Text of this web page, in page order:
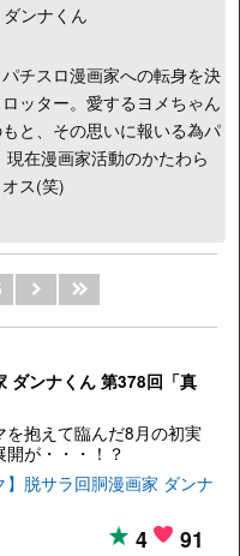
ンナくん
チスロ漫画家への転身を決
ッター。愛するヨメちゃん
と、その思いに報いる為パ
在漫画家活動のかたわら
ス(笑)
ダンナくん 第378回「真
を抱えて臨んだ8月の初実
が・・・！？
】脱サラ回胴漫画家 ダンナ
4 91